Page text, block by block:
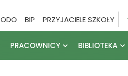
BIP PRZYJACIELE SZKOŁY
PRACOWNICY BIBLIOTEKA